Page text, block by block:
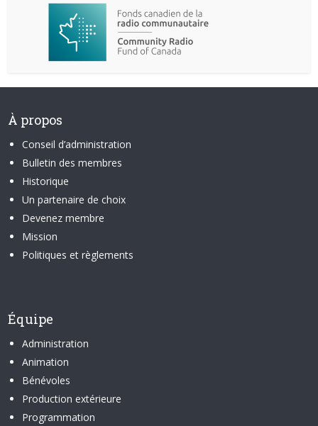
À propos
Conseil d’administration
Bulletin des membres
Historique
Un partenaire de choix
Devenez membre
Mission
Politiques et règlements
Équipe
Administration
Animation
Bénévoles
Production extérieure
Programmation